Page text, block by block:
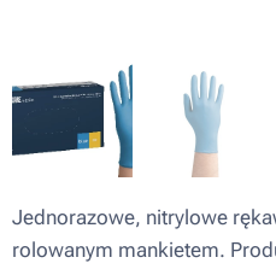
Jednorazowe, nitrylowe
rolowanym mankietem.